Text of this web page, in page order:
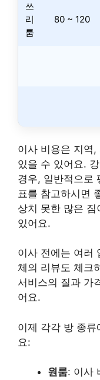
쓰
리
룸
80 ~ 120
이사 비용은 지역
있을 수 있어요.
경우, 일반적으로
표를 참고하시면
상치 못한 많은
있어요.
이사 전에는 여러
체의 리뷰도 체크
서비스의 질과 가
어요.
이제 각각 방 종
요:
원룸: 이사